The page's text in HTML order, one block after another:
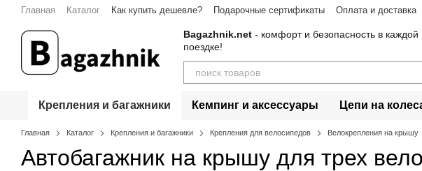
Перейти к основному контенту
Главная Каталог Как купить дешевле? Подарочные сертификаты Оплата и доставка
Bagazhnik.net - комфорт и безопасность в каждой
поездке!
Крепления и багажники Кемпинг и аксессуары Цепи на
Главная Каталог Крепления и багажники Крепления для велосипедов Велокрепления на крышу
Автобагажник на крышу для трех